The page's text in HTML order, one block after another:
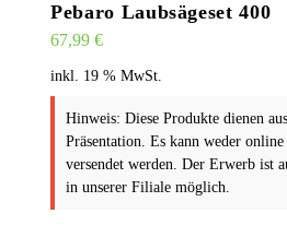
Pebaro Laubsägeset 400
67,99 €
inkl. 19 % MwSt.
Hinweis: Diese Produkte dienen
Präsentation. Es kann weder
versendet werden. Der Erwerb ist
in unserer Filiale möglich.